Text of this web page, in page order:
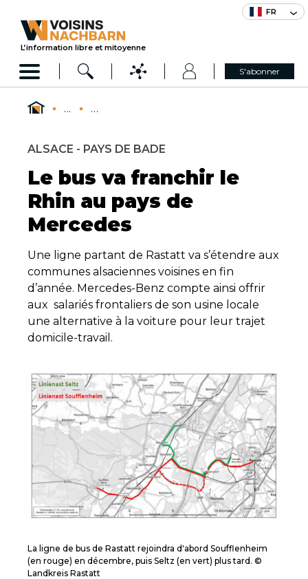
FR
L’information libre et mitoyenne
S'abonner
... ...
ALSACE - PAYS DE BADE
Le bus va franchir le
Rhin au pays de
Mercedes
Une ligne partant de Rastatt va s’étendre aux
communes alsaciennes voisines en fin
d’année. Mercedes-Benz compte ainsi offrir
aux salariés frontaliers de son usine locale
une alternative à la voiture pour leur trajet
domicile-travail.
La ligne de bus de Rastatt rejoindra d'abord Soufflenheim
(en rouge) en décembre, puis Seltz (en vert) plus tard. ©
Landkreis Rastatt